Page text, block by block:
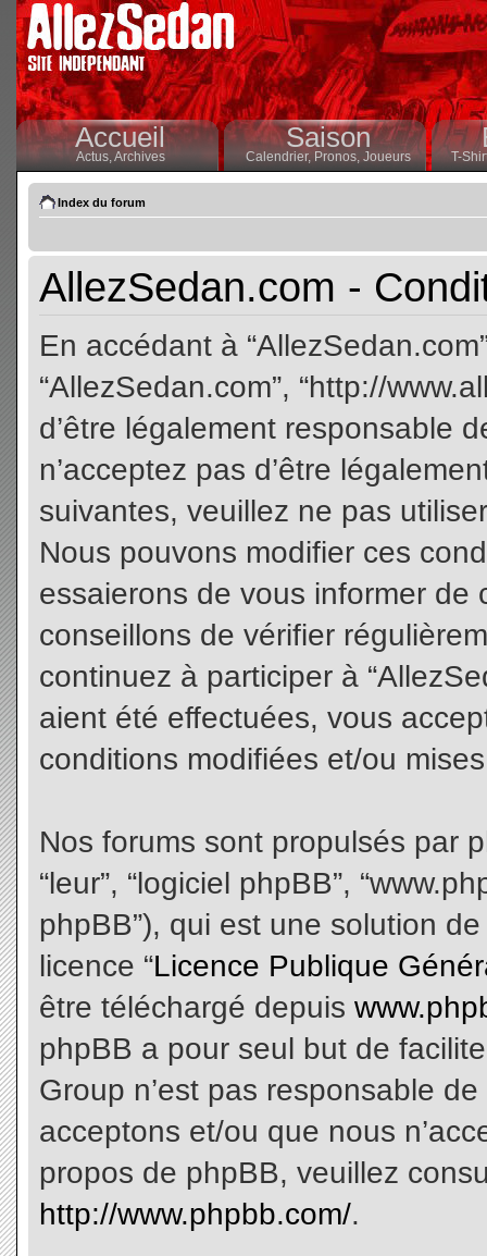
Accueil
Actus,Archives
Saison
Calendrier,Pronos, Joueurs T-
Index du forum
AllezSedan.com -
En accédant à
“AllezSedan.com”, “http://
d’être légalement responsable
n’acceptez pas d’être
suivantes, veuillez ne pas
Nous pouvons modifier ces
essaierons de vous informer
conseillons de vérifier
continuez à participer à
aient été effectuées, vous
conditions modifiées et/ou
Nos forums sont propulsés par
“leur”, “logiciel phpBB”,
phpBB”), qui est une solution
licence “Licence Publique
être téléchargé depuis
phpBB a pour seul but de
Group n’est pas responsable
acceptons et/ou que nous
propos de phpBB, veuillez
http://www.phpbb.com/.